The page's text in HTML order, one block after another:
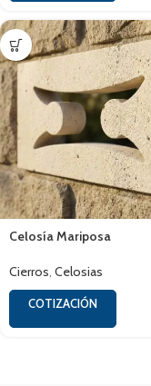
Celosía Mariposa
Cierros, Celosias
COTIZACIÓN